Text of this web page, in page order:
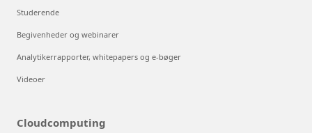
Studerende
Begivenheder og webinarer
Analytikerrapporter, whitepapers og e-bøger
Videoer
Cloudcomputing